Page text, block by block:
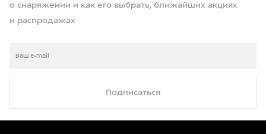
о снаряжении и как его выбрать, ближайших акциях
и распродажах
Подписаться